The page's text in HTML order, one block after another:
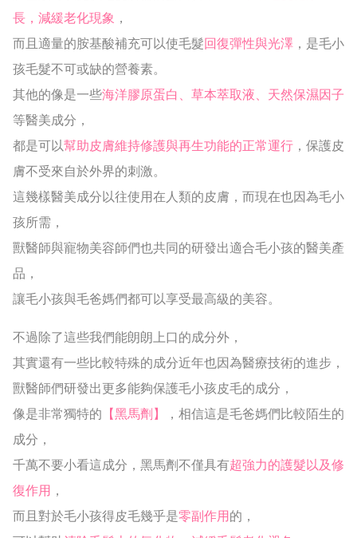
長，減緩老化現象 ，
而且適量的胺基酸補充可以使毛髮回復彈性與光澤 ，是毛小
孩毛髮不可或缺的營養素。
其他的像是一些海洋膠原蛋白、草本萃取液、天然保濕因子
等醫美成分，
都是可以幫助皮膚維持修護與再生功能的正常運行 ，保護皮
膚不受來自於外界的刺激。
這幾樣醫美成分以往使用在人類的皮膚，而現在也因為毛小
孩所需，
獸醫師與寵物美容師們也共同的研發出適合毛小孩的醫美產
品，
讓毛小孩與毛爸媽們都可以享受最高級的美容。
不過除了這些我們能朗朗上口的成分外，
其實還有一些比較特殊的成分近年也因為醫療技術的進步，
獸醫師們研發出更多能夠保護毛小孩皮毛的成分，
像是非常獨特的 【黑馬劑】
，相信這是毛爸媽們比較陌生的
成分，
千萬不要小看這成分，黑馬劑不僅具有超強力的護髮以及修
復作用 ，
而且對於毛小孩得皮毛幾乎是零副作用 的，